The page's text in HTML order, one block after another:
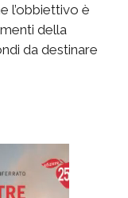
l’obbiettivo è
della
da destinare